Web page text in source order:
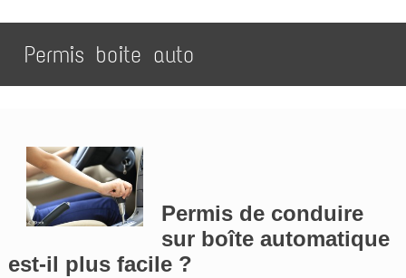
Permis boite auto
Permis de conduire
sur boîte automatique
est-il plus facile ?